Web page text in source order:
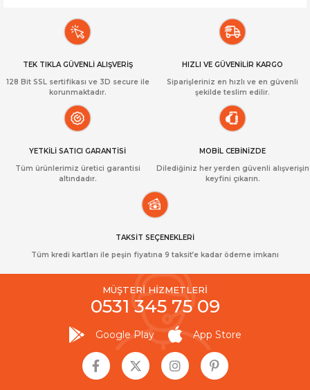
TEK TIKLA GÜVENLİ ALIŞVERİŞ
128 Bit SSL sertifikası ve 3D secure ile
korunmaktadır.
HIZLI VE GÜVENİLİR KARGO
Siparişleriniz en hızlı ve en güvenli
şekilde teslim edilir.
YETKİLİ SATICI GARANTİSİ
Tüm ürünlerimiz üretici garantisi
altındadır.
MOBİL CEBİNİZDE
Dilediğiniz her yerden güvenli alışverişin
keyfini çıkarın.
TAKSİT SEÇENEKLERİ
Tüm kredi kartları ile peşin fiyatına 9 taksit’e kadar ödeme imkanı
MÜŞTERİ HİZMETLERİ
0531 345 75 09
Google Play App Store